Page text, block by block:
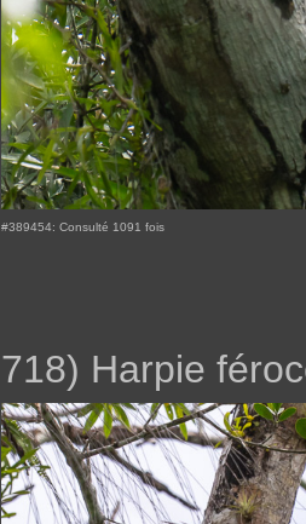
#389454: Consulté 1091 fois
718) Harpie